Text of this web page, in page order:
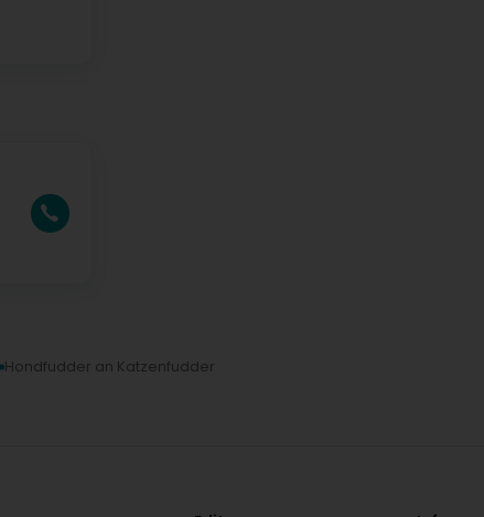
Hondfudder an Katzenfudder